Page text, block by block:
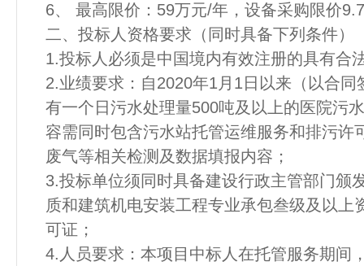
6、 最高限价：59万元/年，设备采购限价
二、投标人资格要求（同时具备下列条件）
1.投标人必须是中国境内有效注册的具有合
2.业绩要求：自2020年1月1日以来（以合
有一个日污水处理量500吨及以上的医院污
容需同时包含污水站托管运维服务和排污许
废气等相关检测及数据填报内容；
3.投标单位须同时具备建设行政主管部门颁
质和建筑机电安装工程专业承包叁级及以上
可证；
4.人员要求：本项目中标人在托管服务期间